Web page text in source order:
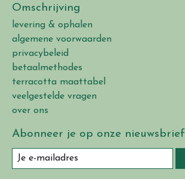
Omschrijving
levering & ophalen
algemene voorwaarden
privacybeleid
betaalmethodes
terracotta maattabel
veelgestelde vragen
over ons
Abonneer je op onze nieuwsbrief